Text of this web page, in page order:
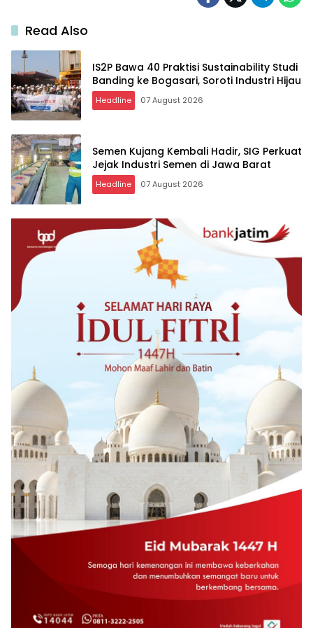
Read Also
IS2P Bawa 40 Praktisi Sustainability Studi
Banding ke Bogasari, Soroti Industri Hijau
Headline 07 August 2026
Semen Kujang Kembali Hadir, SIG Perkuat
Jejak Industri Semen di Jawa Barat
Headline 07 August 2026